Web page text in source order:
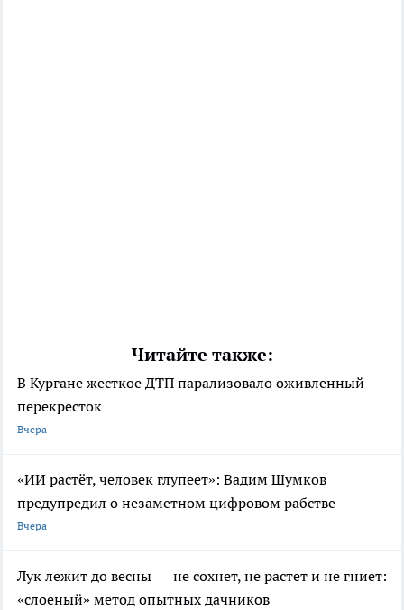
Читайте также:
В Кургане жесткое ДТП парализовало оживленный
перекресток
Вчера
«ИИ растёт, человек глупеет»: Вадим Шумков
предупредил о незаметном цифровом рабстве
Вчера
Лук лежит до весны — не сохнет, не растет и не гниет:
«слоеный» метод опытных дачников